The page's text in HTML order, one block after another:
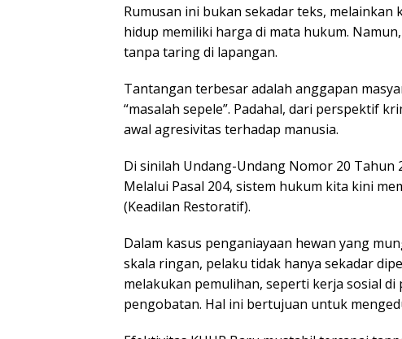
Rumusan ini bukan sekadar teks,
hidup memiliki harga di mata hukum.
tanpa taring di lapangan.
Tantangan terbesar adalah anggapan
“masalah sepele”. Padahal, dari perspektif
awal agresivitas terhadap manusia.
Di sinilah Undang-Undang Nomor 20
Melalui Pasal 204, sistem hukum kita kini
(Keadilan Restoratif).
Dalam kasus penganiayaan hewan yang
skala ringan, pelaku tidak hanya sekadar
melakukan pemulihan, seperti kerja sosial
pengobatan. Hal ini bertujuan untuk